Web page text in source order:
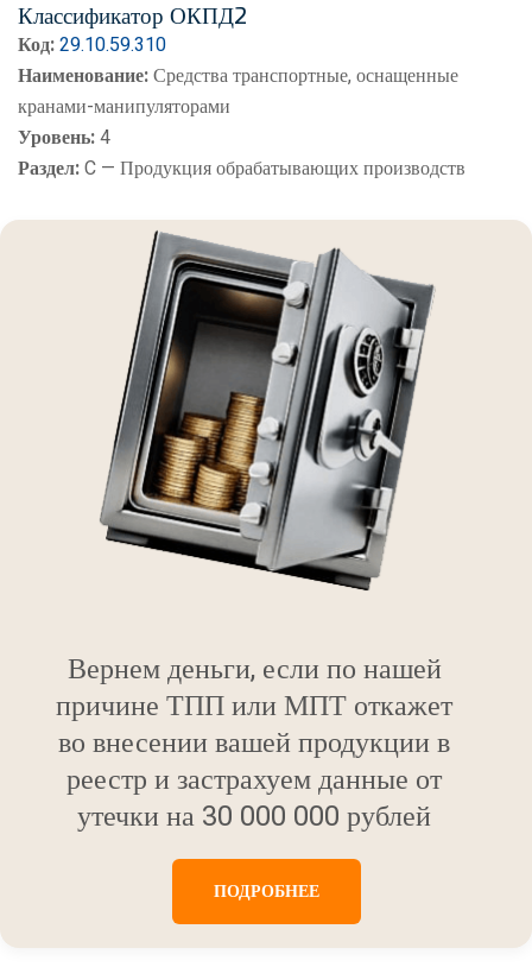
Классификатор ОКПД2
Код:29.10.59.310
Наименование:Средства транспортные, оснащенные
кранами-манипуляторами
Уровень:4
Раздел:C — Продукция обрабатывающих производств
Вернем деньги, если по нашей
причине ТПП или МПТ откажет
во внесении вашей продукции в
реестр и застрахуем данные от
утечки на 30 000 000 рублей
ПОДРОБНЕЕ